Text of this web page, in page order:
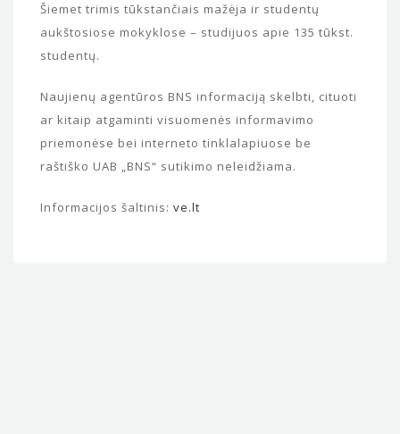
Šiemet trimis tūkstančiais mažėja ir studentų
aukštosiose mokyklose – studijuos apie 135 tūkst.
studentų.
Naujienų agentūros BNS informaciją skelbti, cituoti
ar kitaip atgaminti visuomenės informavimo
priemonėse bei interneto tinklalapiuose be
raštiško UAB „BNS“ sutikimo neleidžiama.
Informacijos šaltinis: ve.lt